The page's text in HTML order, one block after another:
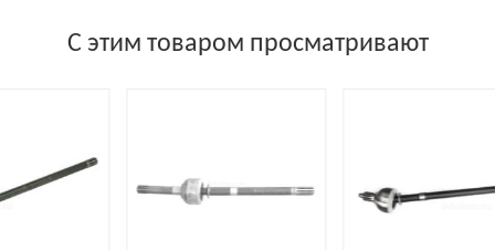
С этим товаром просматривают